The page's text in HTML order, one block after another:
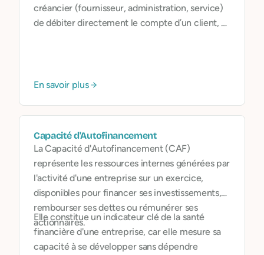
créancier (fournisseur, administration, service)
de débiter directement le compte d’un client, à
En savoir plus
Capacité d'Autofinancement
La Capacité d'Autofinancement (CAF)
représente les ressources internes générées par
l'activité d'une entreprise sur un exercice,
disponibles pour financer ses investissements,
rembourser ses dettes ou rémunérer ses
actionnaires.
Elle constitue un indicateur clé de la santé
financière d'une entreprise, car elle mesure sa
capacité à se développer sans dépendre